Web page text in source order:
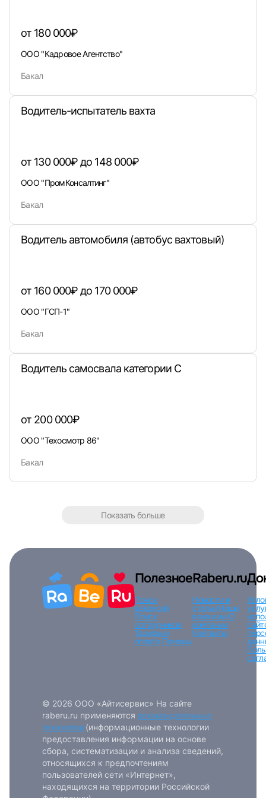
вакансии с контактами и оставлять отклики
Пароль
или любым удобным способом
от 180 000₽
ООО "Кадровое Агентство"
Бакал
Водитель-испытатель вахта
от 130 000₽ до 148 000₽
ООО "ПромКонсалтинг"
Бакал
Водитель автомобиля (автобус вахтовый)
от 160 000₽ до 170 000₽
ООО "ГСП-1"
Бакал
Водитель самосвала категории С
от 200 000₽
ООО "Техосмотр 86"
Бакал
Показать больше
Полезное
Поиск
вакансий
Поиск
сотрудников
Тарифы и
оплата Помощь
Raberu.ru
Новости и
статьи Наши
вакансииО
компании
Контакты
© 2026 ООО «Айтисервис» На сайте
raberu.ru применяются рекомендательные
технологии (информационные технологии
предоставления информации на основе
сбора, систематизации и анализа сведений,
относящихся к предпочтениям
пользователей сети «Интернет»,
находящихся на территории Российской